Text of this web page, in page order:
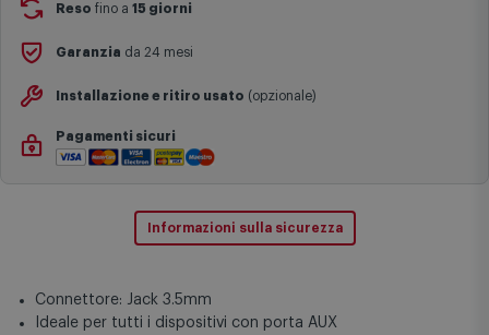
Reso fino a 15 giorni
Garanzia da 24 mesi
Installazione e ritiro usato (opzionale)
Pagamenti sicuri
Informazioni sulla sicurezza
Connettore: Jack 3.5mm
Ideale per tutti i dispositivi con porta AUX